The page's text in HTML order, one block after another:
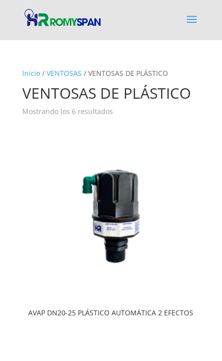
Inicio/ VENTOSAS / VENTOSAS DE PLÁSTICO
VENTOSAS DE PLÁSTICO
Mostrando los 6 resultados
AVAP DN20-25 PLÁSTICO AUTOMÁTICA 2 EFECTOS